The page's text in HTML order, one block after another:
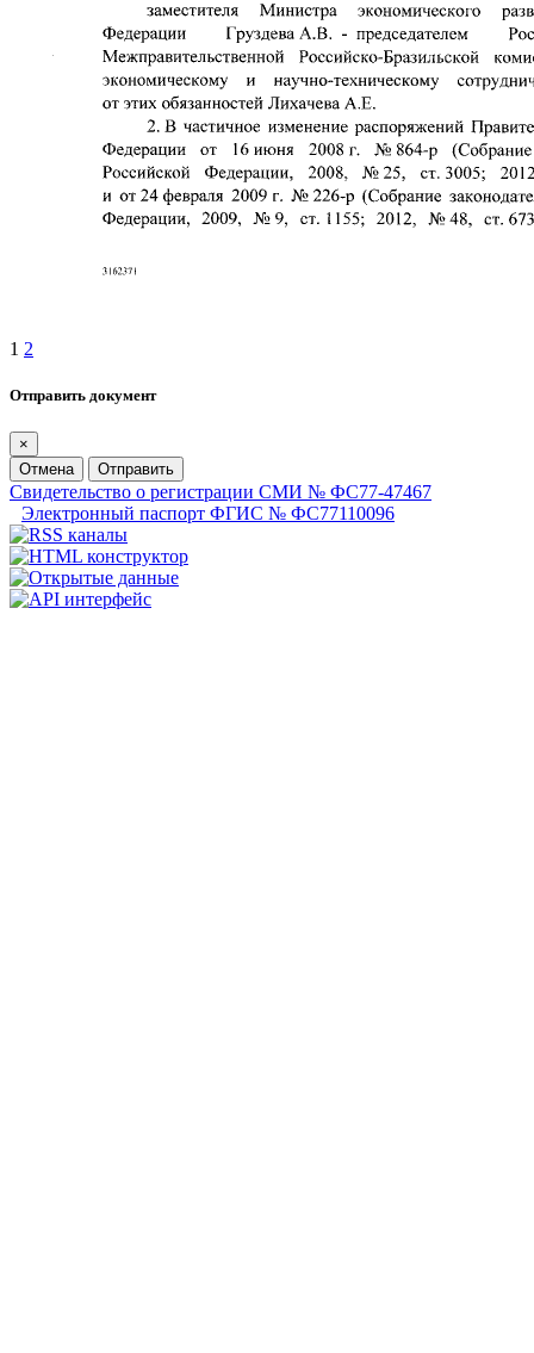
1 2
Отправить документ
×
Отмена
Отправить
Свидетельство о регистрации СМИ № ФС77-47467
Электронный паспорт ФГИС № ФС77110096